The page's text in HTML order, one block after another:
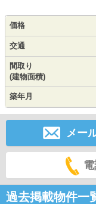
価格
交通
間取り
(建物面積)
築年月
メー
過去掲載物件一